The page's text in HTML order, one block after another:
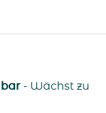
- Wächst zu